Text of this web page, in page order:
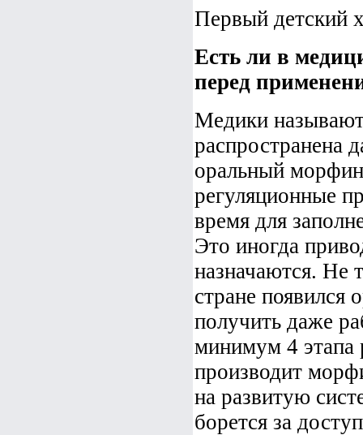
Первый детский
Есть ли в
перед
Медики
распространена
оральный
регуляционные
время для
Это иногда
назначаются. Не
стране
получить даже
минимум 4 этапа
производит
на развитую
борется за